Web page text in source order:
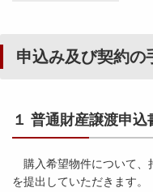
申込み及び契約の
１ 普通財産譲渡申込
購入希望物件について、
を提出していただきます。